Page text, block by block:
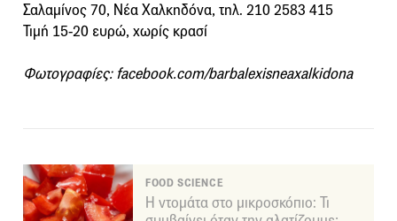
Σαλαμίνος 70, Νέα Χαλκηδόνα, τηλ. 210 2583 415
Τιμή 15-20 ευρώ, χωρίς κρασί
Φωτογραφίες: facebook.com/barbalexisneaxalkidona
FOOD SCIENCE
Η ντομάτα στο μικροσκόπιο: Τι